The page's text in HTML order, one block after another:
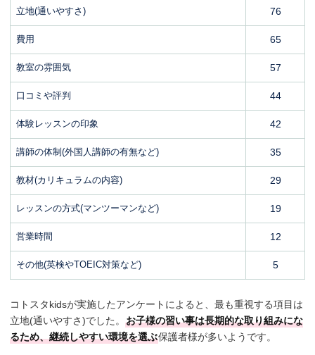
立地(通いやすさ) 76
費用 65
教室の雰囲気 57
口コミや評判 44
体験レッスンの印象 42
講師の体制(外国人講師の有無など) 35
教材(カリキュラムの内容) 29
レッスンの方式(マンツーマンなど) 19
営業時間 12
その他(英検やTOEIC対策など) 5
コトスタkidsが実施したアンケートによると、最も重視する項目は
立地(通いやすさ)でした。 お子様の習い事は長期的な取り組みにな
るため、継続しやすい環境を選ぶ保護者様が多いようです。